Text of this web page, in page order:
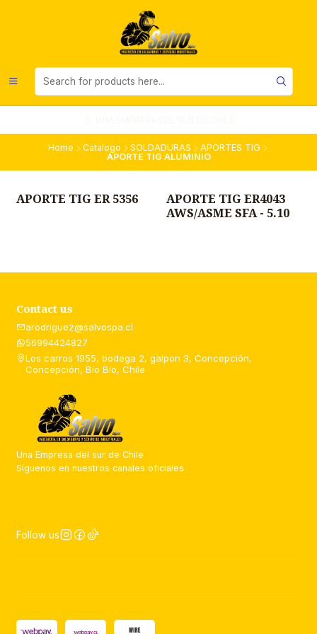
Home Catalogo SOLDADURAS
APORTES TIG
APORTE TIG ALUMINIO
APORTE TIG ER 5356
APORTE TIG ER4043
AWS/ASME SFA - 5.10
Contact us
arodriguez@salvospa.cl
56994424827
Los carros 1955, bodega 2, galpon 3, Concepción,
Concepción, Bío Bío, Chile
Una Empresa del sur de Chile
Síguenos en nuestros canales oficiales
Follow us